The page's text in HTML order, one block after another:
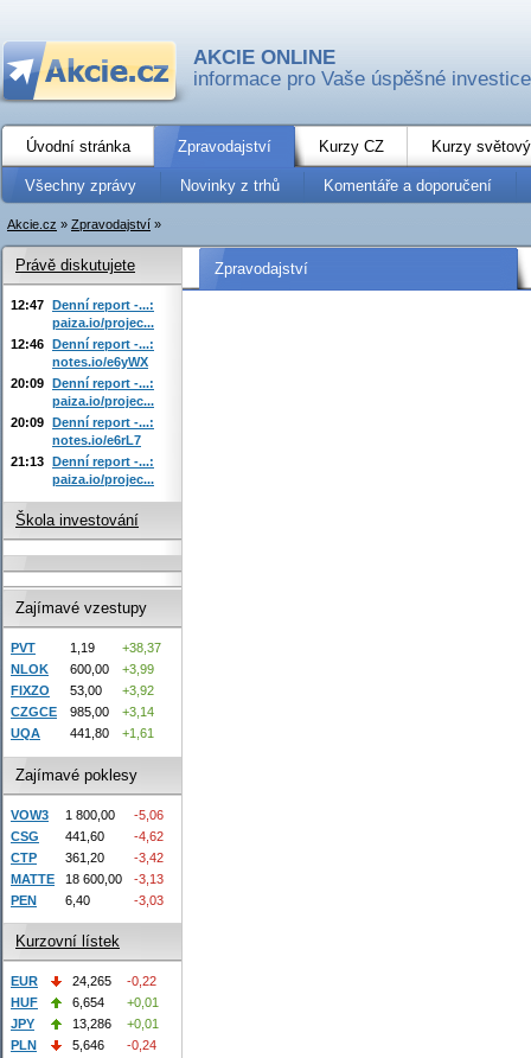
AKCIE ONLINE
informace pro Vaše úspěšné investice
Úvodní stránka Zpravodajství Kurzy CZ Kurzy
Všechny zprávy Novinky z trhů Komentáře a doporučení
Akcie.cz » Zpravodajství »
Zpravodajství
Právě diskutujete
12:47 Denní report -...:
paiza.io/projec...
12:46 Denní report -...:
notes.io/e6yWX
20:09 Denní report -...:
paiza.io/projec...
20:09 Denní report -...:
notes.io/e6rL7
21:13 Denní report -...:
paiza.io/projec...
Škola investování
Zajímavé vzestupy
PVT 1,19
+38,37
NLOK
600,00
+3,99
FIXZO
53,00
+3,92
CZGCE
985,00
+3,14
UQA
441,80 +1,61
Zajímavé poklesy
VOW3 1 800,00
-5,06
CSG
441,60
-4,62
CTP
361,20
-3,42
MATTE
18 600,00
-3,13
PEN
6,40 -3,03
Kurzovní lístek
EUR 24,265
-0,22
HUF
6,654
+0,01
JPY
13,286
+0,01
PLN
5,646
-0,24